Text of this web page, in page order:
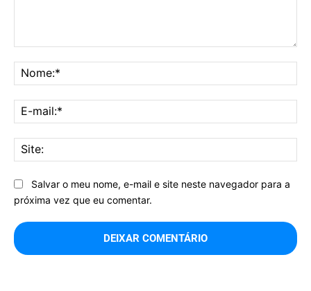
Salvar o meu nome, e-mail e site neste navegador para a
próxima vez que eu comentar.